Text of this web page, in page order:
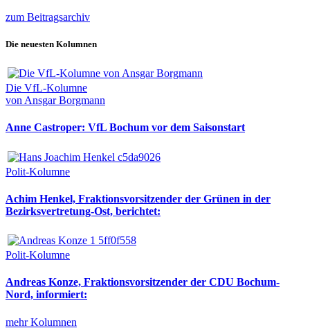
zum Beitragsarchiv
Die neuesten Kolumnen
Die VfL-Kolumne
von Ansgar Borgmann
Anne Castroper: VfL Bochum vor dem Saisonstart
Polit-Kolumne
Achim Henkel, Fraktionsvorsitzender der Grünen in der
Bezirksvertretung-Ost, berichtet:
Polit-Kolumne
Andreas Konze, Fraktionsvorsitzender der CDU Bochum-
Nord, informiert:
mehr Kolumnen